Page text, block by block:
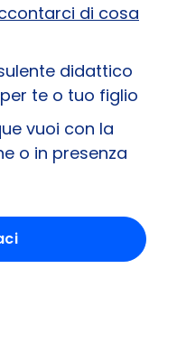
di cosa
didattico
te o tuo figlio
vuoi con la
o in presenza